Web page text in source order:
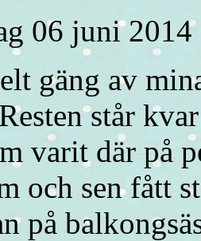
06 juni
gäng av
står
varit där på
och sen fått
på